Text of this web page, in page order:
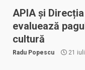
APIA și
evaluează
cultură
Radu Popescu 21